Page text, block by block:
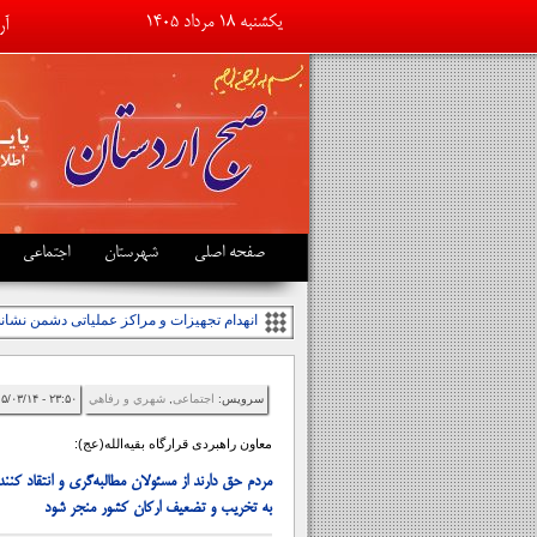
یکشنبه ۱۸ مرداد ۱۴۰۵
صفحه اصلی شهرستان اجتماعی
انهدام تجهیزات و مراکز عملیاتی دشمن
سرویس: اجتماعی شهري و رفاهي ۲۳:۵۰ - ۱۴۰۵/۰۳/۱۴
معاون راهبردی قرارگاه بقیه‌الله(عج):
مردم حق دارند از مسئولان مطالبه‌گری و انتقاد کنند،
به تخریب و تضعیف ارکان کشور منجر شود